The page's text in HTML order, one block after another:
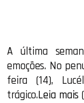
A última
emoções. No
feira (14),
trágico.Leia mais